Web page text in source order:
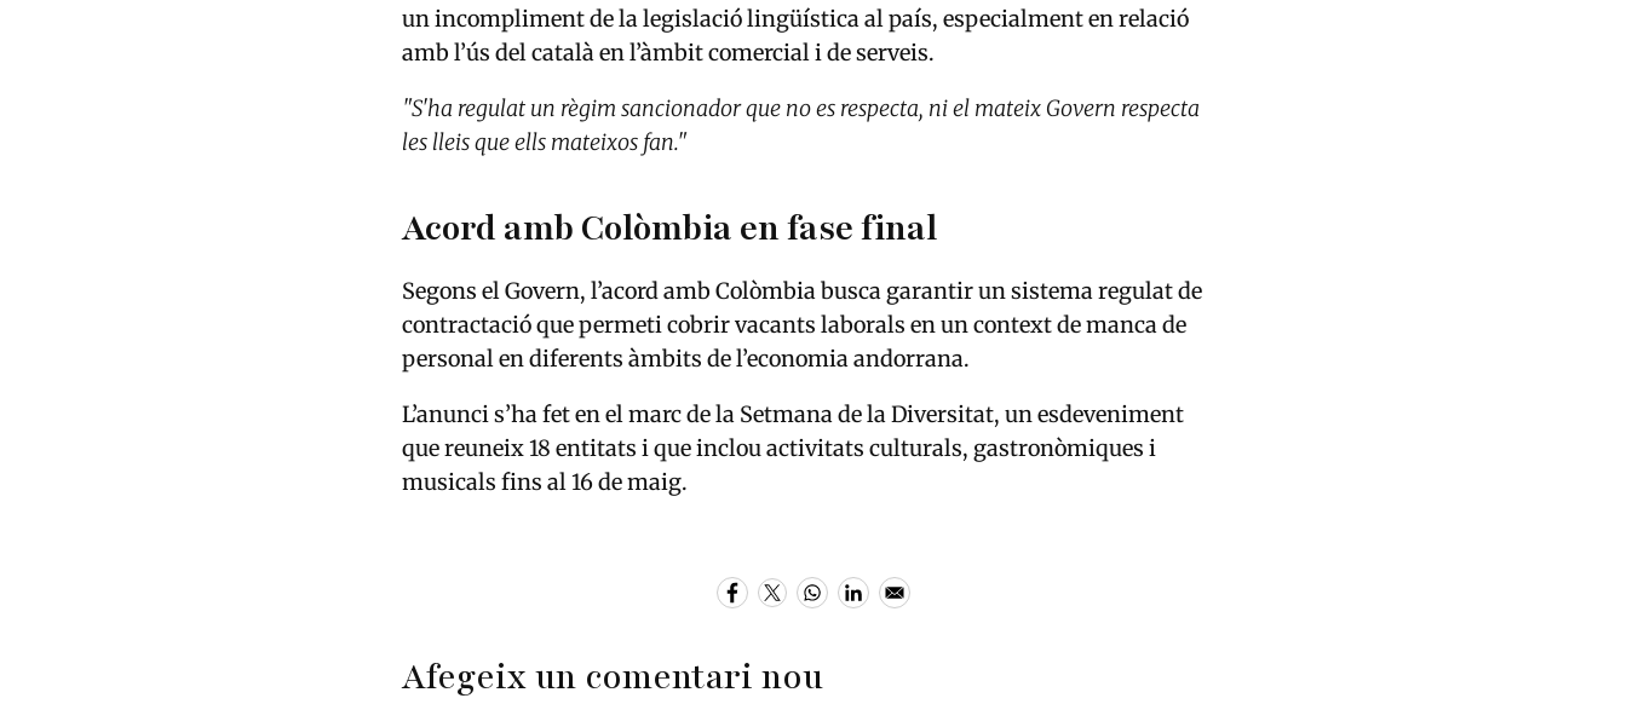
un incompliment de la legislació lingüística al país, especialment en relació
amb l’ús del català en l’àmbit comercial i de serveis.
"S'ha regulat un règim sancionador que no es respecta, ni el mateix Govern respecta
les lleis que ells mateixos fan."
Acord amb Colòmbia en fase final
Segons el Govern, l’acord amb Colòmbia busca garantir un sistema regulat de
contractació que permeti cobrir vacants laborals en un context de manca de
personal en diferents àmbits de l’economia andorrana.
L’anunci s’ha fet en el marc de la Setmana de la Diversitat, un esdeveniment
que reuneix 18 entitats i que inclou activitats culturals, gastronòmiques i
musicals fins al 16 de maig.
Afegeix un comentari nou